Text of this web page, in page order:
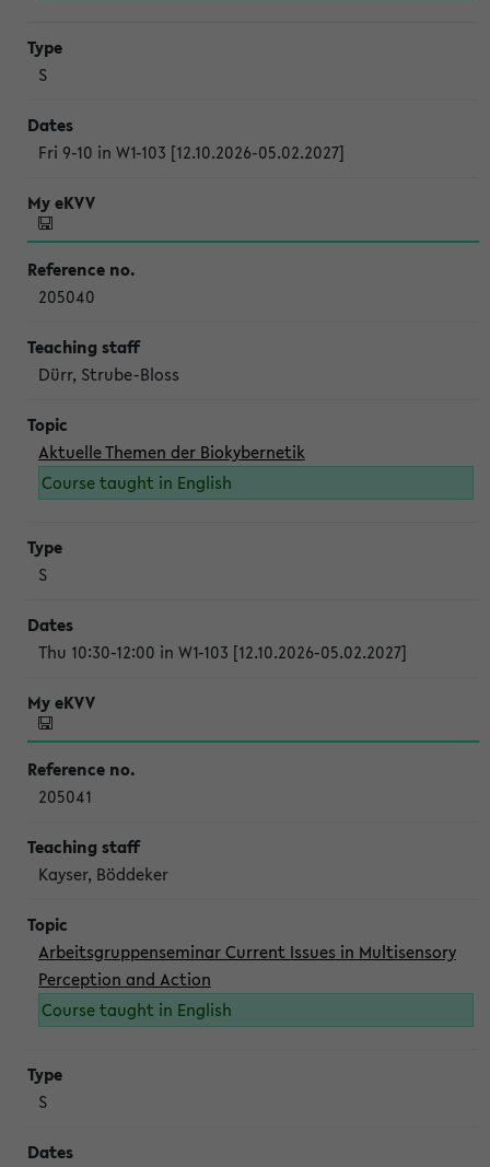
S
Fri 9-10 in W1-103 [12.10.2026-05.02.2027]
205040
Dürr, Strube-Bloss
Aktuelle Themen der Biokybernetik
Course taught in English
S
Thu 10:30-12:00 in W1-103 [12.10.2026-05.02.2027]
205041
Kayser, Böddeker
Arbeitsgruppenseminar Current Issues in Multisensory
Perception and Action
Course taught in English
S